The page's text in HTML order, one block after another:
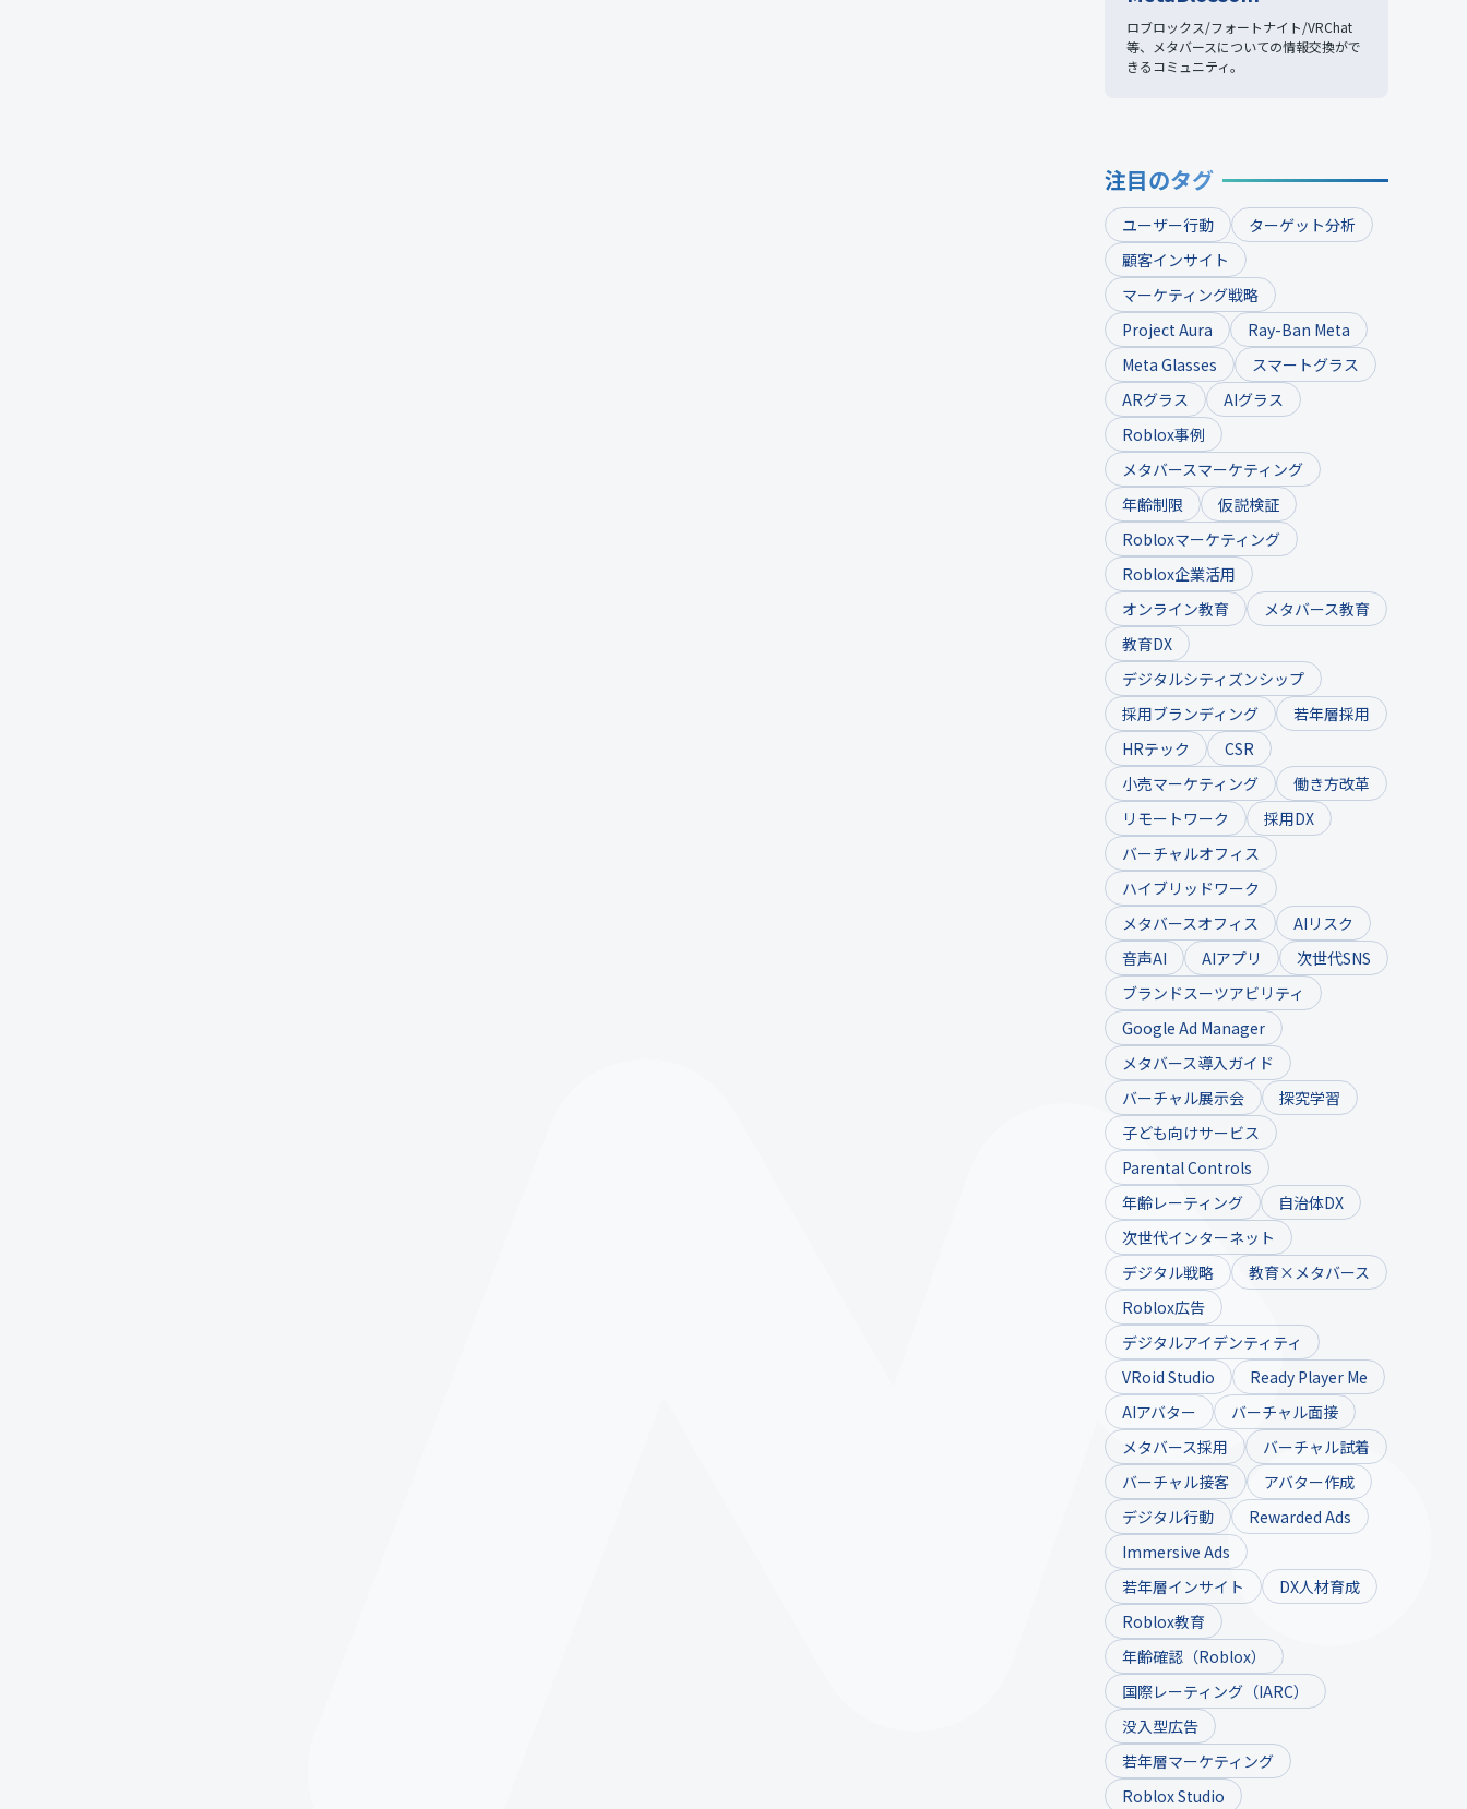
ロブロックス/フォートナイト/VRChat
等、
メタバースについての情報交換がで
きるコミュニティ。
注目のタグ
ユーザー行動
ターゲット分析
顧客インサイト
マーケティング戦略
Project Aura
Ray-Ban Meta
Meta Glasses
スマートグラス
ARグラス
AIグラス
Roblox事例
メタバースマーケティング
年齢制限
仮説検証
Robloxマーケティング
Roblox企業活用
オンライン教育
メタバース教育
教育DX
デジタルシティズンシップ
採用ブランディング
若年層採用
HRテック
CSR
小売マーケティング
働き方改革
リモートワーク
採用DX
バーチャルオフィス
ハイブリッドワーク
メタバースオフィス
AIリスク
音声AI
AIアプリ
次世代SNS
ブランドスーツアビリティ
Google Ad Manager
メタバース導入ガイド
バーチャル展示会
探究学習
子ども向けサービス
Parental Controls
年齢レーティング
自治体DX
次世代インターネット
デジタル戦略
教育×メタバース
Roblox広告
デジタルアイデンティティ
VRoid Studio
Ready Player Me
AIアバター
バーチャル面接
メタバース採用
バーチャル試着
バーチャル接客
アバター作成
デジタル行動
Rewarded Ads
Immersive Ads
若年層インサイト
DX人材育成
Roblox教育
年齢確認（Roblox）
国際レーティング（IARC）
没入型広告
若年層マーケティング
Roblox Studio